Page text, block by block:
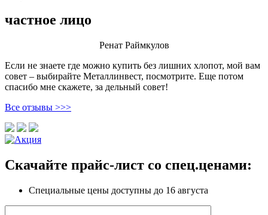
частное лицо
Ренат Раймкулов
Если не знаете где можно купить без лишних хлопот, мой вам
совет – выбирайте Металлинвест, посмотрите. Еще потом
спасибо мне скажете, за дельный совет!
Все отзывы >>>
Скачайте прайс-лист со спец.ценами:
Специальные цены доступны до 16 августа